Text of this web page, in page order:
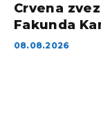
Crvena
Fakunda
08.08.2026